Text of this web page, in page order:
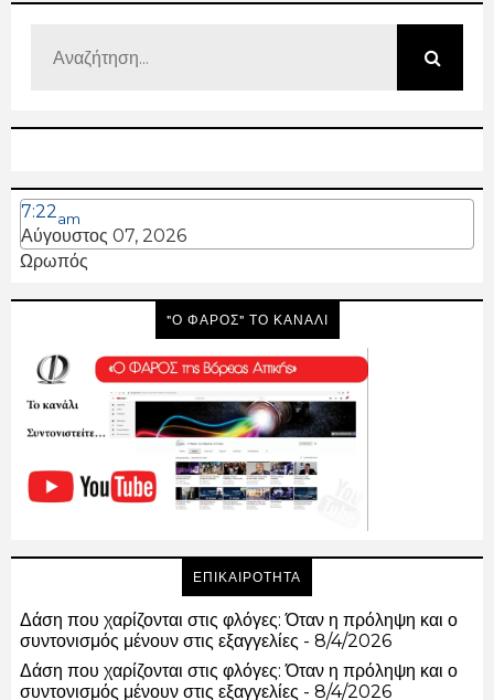
7:22am
Αύγουστος 07, 2026
Ωρωπός
"Ο ΦΑΡΟΣ" ΤΟ ΚΑΝΑΛΙ
ΕΠΙΚΑΙΡΟΤΗΤΑ
Δάση που χαρίζονται στις φλόγες: Όταν η πρόληψη και ο
συντονισμός μένουν στις εξαγγελίες - 8/4/2026
Δάση που χαρίζονται στις φλόγες: Όταν η πρόληψη και ο
συντονισμός μένουν στις εξαγγελίες - 8/4/2026